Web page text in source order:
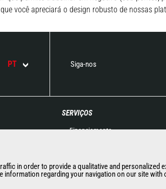
você apreciará o design robusto de nossas
PT Siga-nos
SERVIÇOS
Financiamento
Peças de reposição
Soluções Conectadas
in order to provide a qualitative and personalized
regarding your navigation on our site